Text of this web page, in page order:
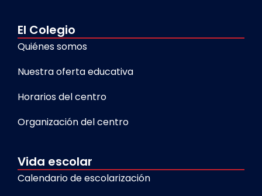
El Colegio
Quiénes somos
Nuestra oferta educativa
Horarios del centro
Organización del centro
Vida escolar
Calendario de escolarización